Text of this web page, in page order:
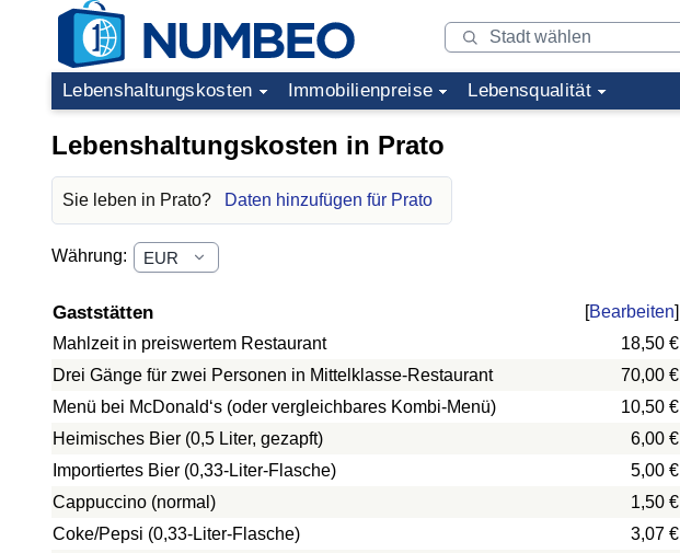
Lebenshaltungskosten Immobilienpreise Lebensqualität
Lebenshaltungskosten in Prato
Sie leben in Prato? Daten hinzufügen für Prato
Währung:
Gaststätten [Bearbeiten]
Mahlzeit in preiswertem Restaurant
18,50 €
Drei Gänge für zwei Personen in Mittelklasse-Restaurant 70,00 €
Menü bei McDonald‘s (oder vergleichbares Kombi-Menü) 10,50 €
Heimisches Bier (0,5 Liter, gezapft) 6,00 €
Importiertes Bier (0,33-Liter-Flasche) 5,00 €
Cappuccino (normal) 1,50 €
Coke/Pepsi (0,33-Liter-Flasche) 3,07 €